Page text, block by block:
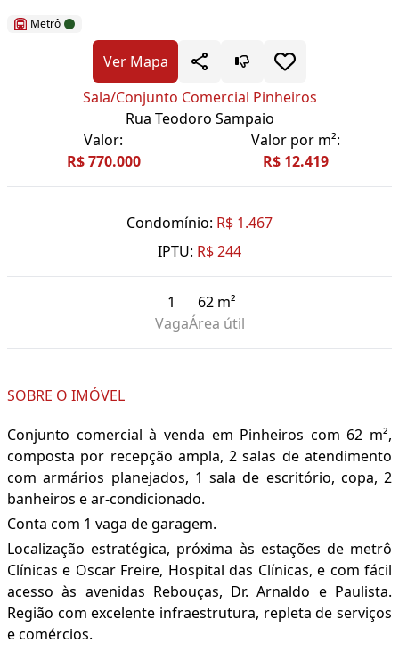
Metrô
Ver Mapa
Sala/Conjunto Comercial Pinheiros
Rua Teodoro Sampaio
Valor:
R$ 770.000
Valor por m²:
R$ 12.419
Condomínio: R$ 1.467
IPTU: R$ 244
1
Vaga
62 m²
Área útil
SOBRE O IMÓVEL
Conjunto comercial à venda em Pinheiros com 62 m²,
composta por recepção ampla, 2 salas de atendimento
com armários planejados, 1 sala de escritório, copa, 2
banheiros e ar-condicionado.
Conta com 1 vaga de garagem.
Localização estratégica, próxima às estações de metrô
Clínicas e Oscar Freire, Hospital das Clínicas, e com fácil
acesso às avenidas Rebouças, Dr. Arnaldo e Paulista.
Região com excelente infraestrutura, repleta de serviços
e comércios.